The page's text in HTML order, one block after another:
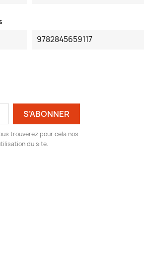
9782845659117
trouverez pour cela nos
du site.